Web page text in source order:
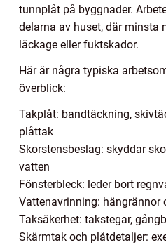
tunnplåt på byggnader.
delarna av huset, där minsta
läckage eller fuktskador.
Här är några typiska
överblick:
Takplåt: bandtäckning,
plåttak
Skorstensbeslag: skyddar
vatten
Fönsterbleck: leder bort
Vattenavrinning: hängrännor
Taksäkerhet: takstegar,
Skärmtak och plåtdetaljer: